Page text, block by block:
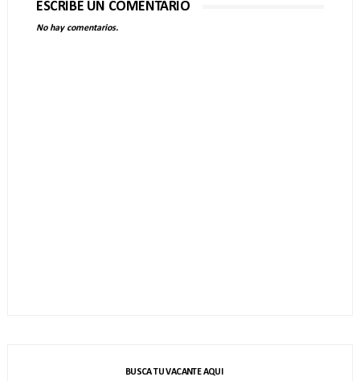
ESCRIBE UN COMENTARIO
No hay comentarios.
BUSCA TU VACANTE AQUI